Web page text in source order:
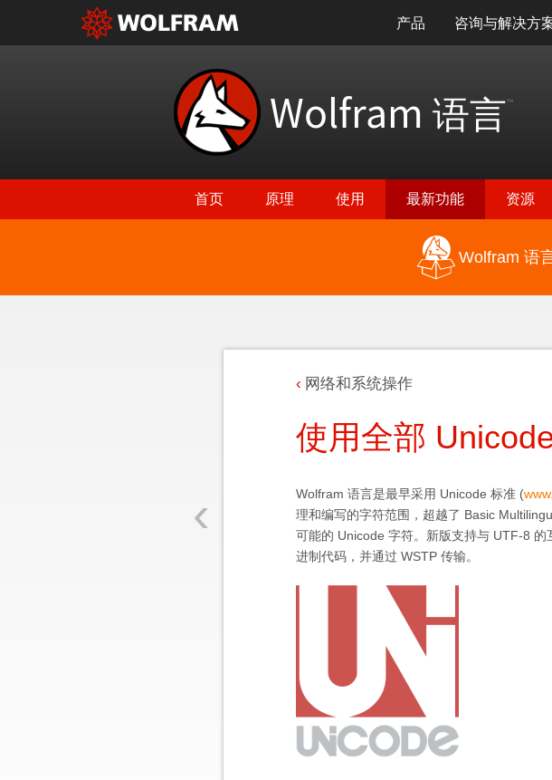
产品 咨询与解决方
Wolfram 语言™
首页 原理 使用 最新功能 资源
Wolfram 语
‹
网络和系统操作
使用全部
Wolfram 语言是最早采用 Unicode 标准 (
理和编写的字符范围，超越了 Basic
可能的 Unicode 字符。新版支持与 UTF-8
进制代码，并通过 WSTP 传输。